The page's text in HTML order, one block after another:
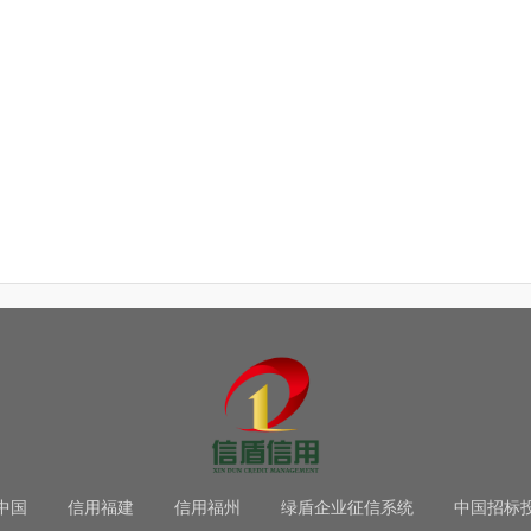
国 信用福建 信用福州 绿盾企业征信系统 中国招标